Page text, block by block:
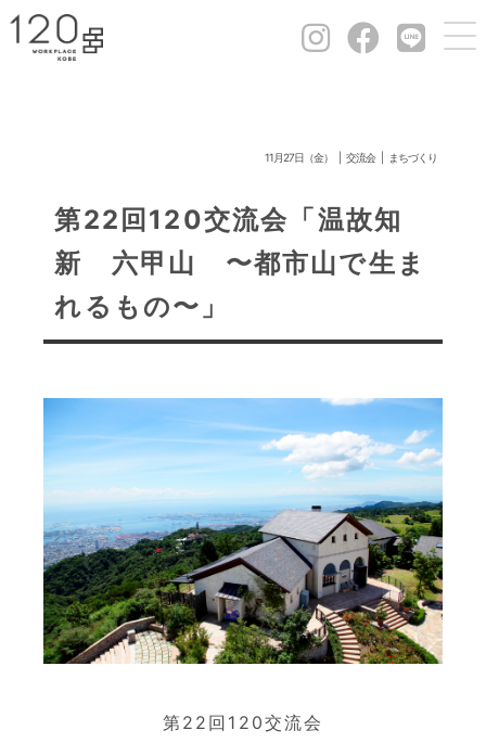
11月27日（金） 交流会 まちづくり
第22回120交流会「温故知
新 六甲山 〜都市山で生ま
れるもの〜」
第22回120交流会